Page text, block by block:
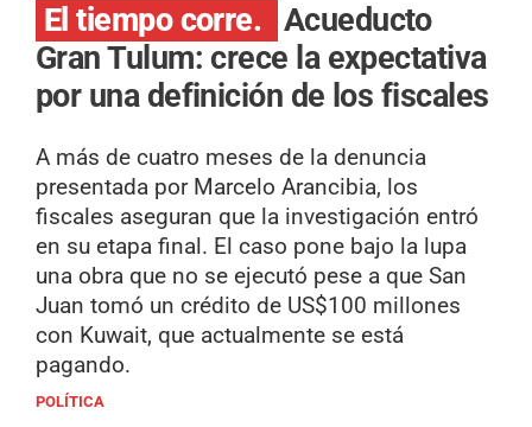
El tiempo corre. Acueducto
Gran Tulum: crece la expectativa
por una definición de los fiscales
A más de cuatro meses de la denuncia
presentada por Marcelo Arancibia, los
fiscales aseguran que la investigación entró
en su etapa final. El caso pone bajo la lupa
una obra que no se ejecutó pese a que San
Juan tomó un crédito de US$100 millones
con Kuwait, que actualmente se está
pagando.
POLÍTICA